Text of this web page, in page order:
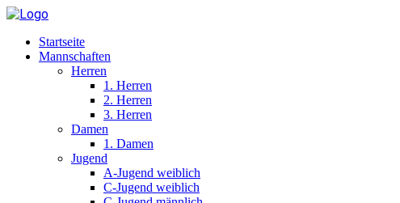
Startseite
Mannschaften
Herren
1. Herren
2. Herren
3. Herren
Damen
1. Damen
Jugend
A-Jugend weiblich
C-Jugend weiblich